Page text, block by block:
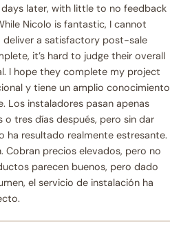
later, with little to no feedback
Nicolo is fantastic, I cannot
deliver a satisfactory post-sale
it’s hard to judge their overall
I hope they complete my project
y tiene un amplio conocimiento
Los instaladores pasan apenas
tres días después, pero sin dar
ha resultado realmente estresante.
precios elevados, pero no
parecen buenos, pero dado
el servicio de instalación ha